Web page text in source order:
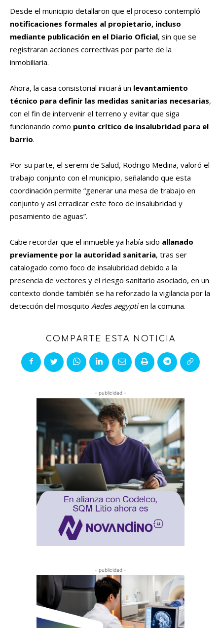
Desde el municipio detallaron que el proceso contempló
notificaciones formales al propietario, incluso
mediante publicación en el Diario Oficial, sin que se
registraran acciones correctivas por parte de la
inmobiliaria.
Ahora, la casa consistorial iniciará un levantamiento
técnico para definir las medidas sanitarias necesarias,
con el fin de intervenir el terreno y evitar que siga
funcionando como punto crítico de insalubridad para el
barrio.
Por su parte, el seremi de Salud, Rodrigo Medina, valoró el
trabajo conjunto con el municipio, señalando que esta
coordinación permite “generar una mesa de trabajo en
conjunto y así erradicar este foco de insalubridad y
posamiento de aguas”.
Cabe recordar que el inmueble ya había sido allanado
previamente por la autoridad sanitaria, tras ser
catalogado como foco de insalubridad debido a la
presencia de vectores y el riesgo sanitario asociado, en un
contexto donde también se ha reforzado la vigilancia por la
detección del mosquito Aedes aegyptien la comuna.
COMPARTE ESTA NOTICIA
- publicidad -
- publicidad -